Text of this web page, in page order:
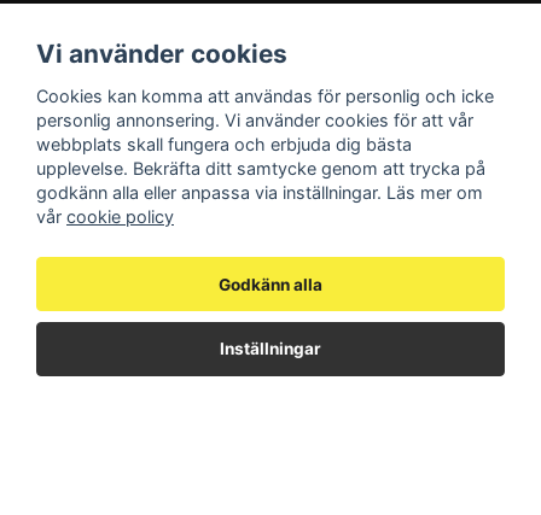
Om KTS
Om KTS
Beställ broschyrer
Vi finns på Blocket
Information
Vanliga frågor
Sprängskisser
Vi använder cookies
Cookies kan komma att användas för personlig och icke
personlig annonsering. Vi använder cookies för att vår
webbplats skall fungera och erbjuda dig bästa
upplevelse. Bekräfta ditt samtycke genom att trycka på
godkänn alla eller anpassa via inställningar. Läs mer om
vår cookie policy
Godkänn alla
Inställningar